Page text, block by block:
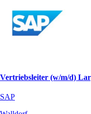
Vertriebsleiter (w/m/d)
SAP